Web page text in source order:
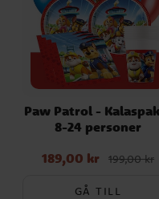
Paw Patrol -
8-24 personer
Nuvarande pris:
189,00 kr Tidigare pris
189,00 kr 199,00 kr
GÅ TILL